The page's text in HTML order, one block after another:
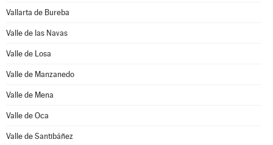
Vallarta de Bureba
Valle de las Navas
Valle de Losa
Valle de Manzanedo
Valle de Mena
Valle de Oca
Valle de Santibáñez